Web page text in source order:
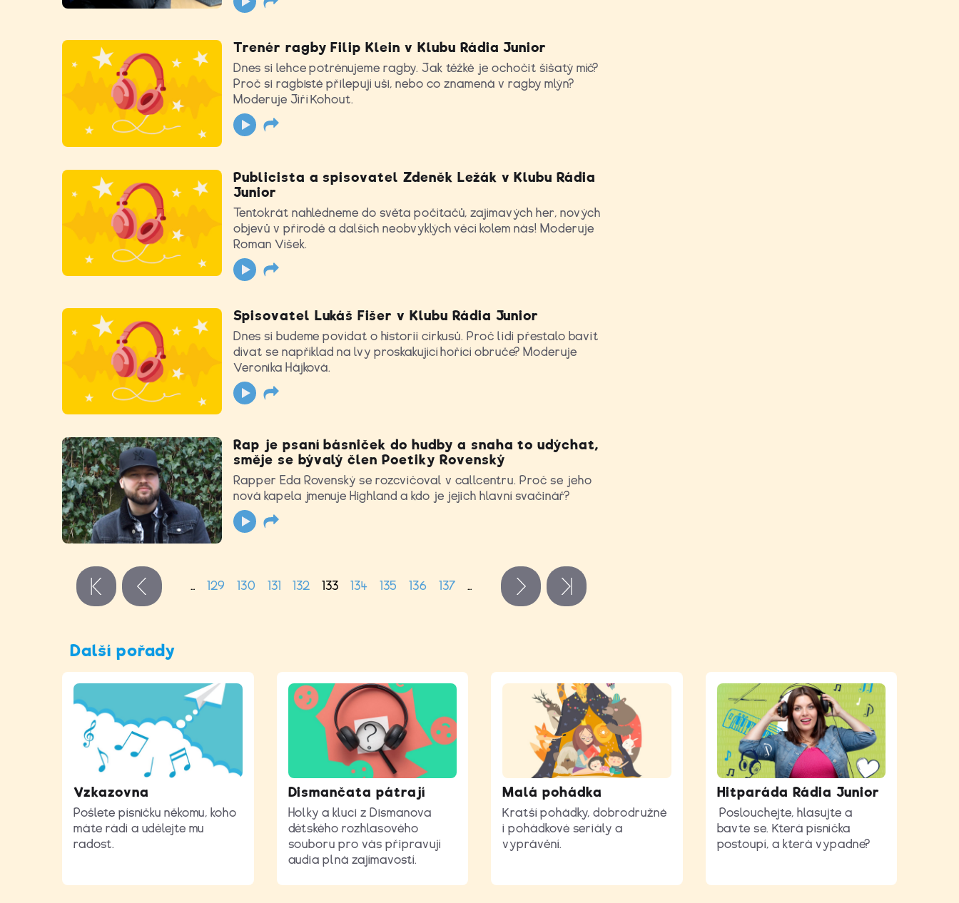
Trenér ragby Filip Klein v Klubu Rádia Junior
Dnes si lehce potrénujeme ragby. Jak těžké je ochočit šišatý míč?
Proč si ragbisté přilepují uši, nebo co znamená v ragby mlýn?
Moderuje Jiří Kohout.
Publicista a spisovatel Zdeněk Ležák v Klubu Rádia
Junior
Tentokrát nahlédneme do světa počítačů, zajímavých her, nových
objevů v přírodě a dalších neobvyklých věcí kolem nás! Moderuje
Roman Víšek.
Spisovatel Lukáš Fišer v Klubu Rádia Junior
Dnes si budeme povídat o historii cirkusů. Proč lidi přestalo bavit
dívat se například na lvy proskakující hořící obruče? Moderuje
Veronika Hájková.
Rap je psaní básniček do hudby a snaha to udýchat,
směje se bývalý člen Poetiky Rovenský
Rapper Eda Rovenský se rozcvičoval v callcentru. Proč se jeho
nová kapela jmenuje Highland a kdo je jejich hlavní svačinář?
Stránky
‹ předchozí … 129 130 131 132 133 134 135 136 137 … následující ›
Další pořady
Vzkazovna
Pošlete písničku někomu, koho
máte rádi a udělejte mu
radost.
Dismančata pátrají
Holky a kluci z Dismanova
dětského rozhlasového
souboru pro vás připravují
audia plná zajímavostí.
Malá pohádka
Kratší pohádky, dobrodružné
i pohádkové seriály a
vyprávění.
Hitparáda Rádia Junior
Poslouchejte, hlasujte a
bavte se. Která písnička
postoupí, a která vypadne?